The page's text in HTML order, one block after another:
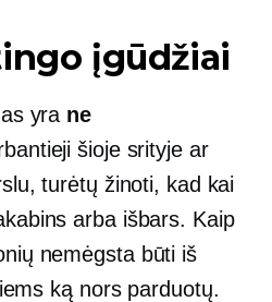
įgūdžiai
yra ne
šioje srityje ar
turėtų žinoti, kad kai
arba išbars. Kaip
nemėgsta būti iš
ką nors parduotų.